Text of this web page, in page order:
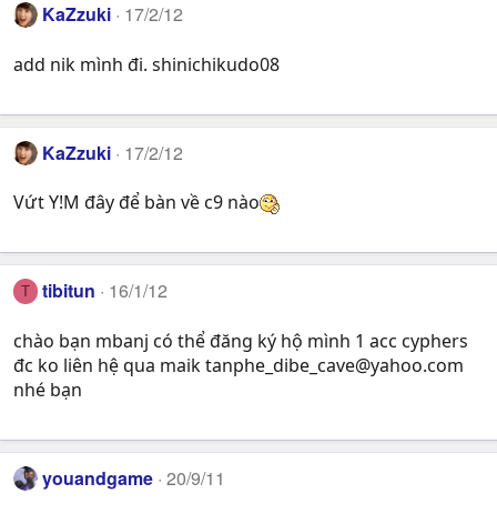
KaZzuki 17/2/12
add nik mình đi. shinichikudo08
KaZzuki 17/2/12
Vứt Y!M đây để bàn về c9 nào
T tibitun 16/1/12
chào bạn mbanj có thể đăng ký hộ mình 1 acc cyphers
đc ko liên hệ qua maiktanphe_dibe_cave@yahoo.com
nhé bạn
youandgame 20/9/11